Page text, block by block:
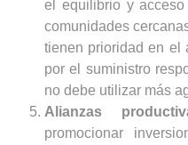
el equilibrio y
comunidades
tienen prioridad en el
por el suministro
no debe utilizar más
Alianzas
promocionar